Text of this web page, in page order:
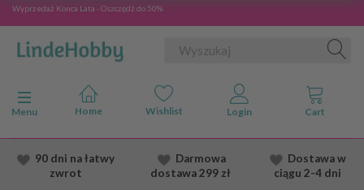
Wyprzedaż Konca Lata - Oszczędź do 50%
Przełącz nawigację
Menu
90 dni na łatwy
zwrot
Darmowa
dostawa299 zł
Dostawaw
ciągu 2-4 dni